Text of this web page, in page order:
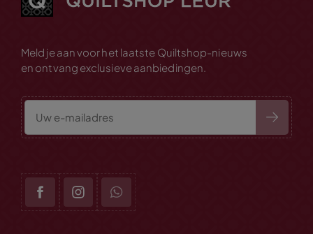
Meld je aan voor het laatste Quiltshop-nieuws
en ontvang exclusieve aanbiedingen.